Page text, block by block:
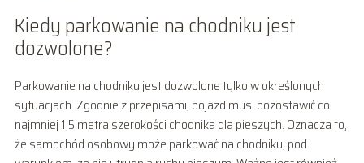
Kiedy parkowanie na chodniku jest
dozwolone?
Parkowanie na chodniku jest dozwolone tylko w określonych
sytuacjach. Zgodnie z przepisami, pojazd musi pozostawić co
najmniej 1,5 metra szerokości chodnika dla pieszych. Oznacza to,
że samochód osobowy może parkować na chodniku, pod